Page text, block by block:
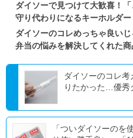
ダイソーで見つけて大歓喜！
守り代わりになるキーホルダー
ダイソーのコレめっちゃ良い
弁当の悩みを解決してくれた商
ダイソーのコレ
りたかった…優秀
「ついダイソーのを